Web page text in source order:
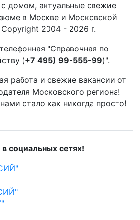
домом, актуальные свежие
в Москве и Московской
Copyright 2004 - 2026 г.
"Справочная по
(+7 495) 99-555-99)".
работа и свежие вакансии от
Московского региона!
стало как никогда просто!
социальных сетях!